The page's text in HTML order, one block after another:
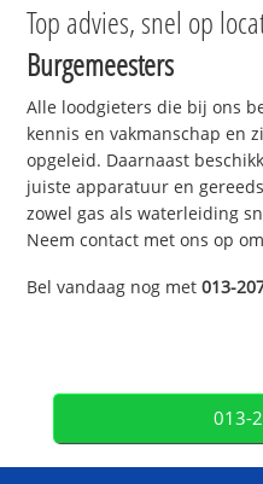
Top advies, snel op
Burgemeesters
Alle loodgieters die bij ons
kennis en vakmanschap en
opgeleid. Daarnaast
juiste apparatuur en
zowel gas als waterleiding
Neem contact met ons op
Bel vandaag nog met013-
013-